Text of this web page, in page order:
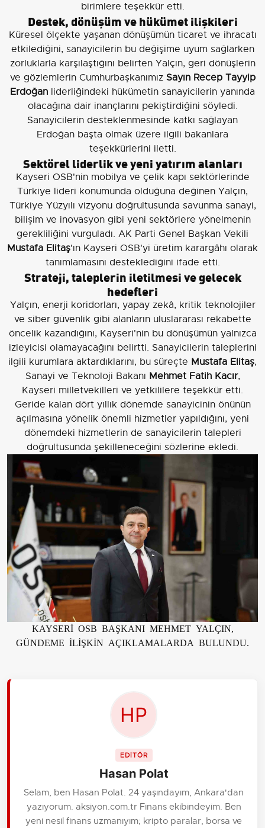
birimlere teşekkür etti.
Destek, dönüşüm ve hükümet ilişkileri
Küresel ölçekte yaşanan dönüşümün ticaret ve ihracatı
etkilediğini, sanayicilerin bu değişime uyum sağlarken
zorluklarla karşılaştığını belirten Yalçın, geri dönüşlerin
ve gözlemlerin Cumhurbaşkanımız Sayın Recep Tayyip
Erdoğan liderliğindeki hükümetin sanayicilerin yanında
olacağına dair inançlarını pekiştirdiğini söyledi.
Sanayicilerin desteklenmesinde katkı sağlayan
Erdoğan başta olmak üzere ilgili bakanlara
teşekkürlerini iletti.
Sektörel liderlik ve yeni yatırım alanları
Kayseri OSB'nin mobilya ve çelik kapı sektörlerinde
Türkiye lideri konumunda olduğuna değinen Yalçın,
Türkiye Yüzyılı vizyonu doğrultusunda savunma sanayi,
bilişim ve inovasyon gibi yeni sektörlere yönelmenin
gerekliliğini vurguladı. AK Parti Genel Başkan Vekili
Mustafa Elitaş'ın Kayseri OSB'yi üretim karargâhı olarak
tanımlamasını desteklediğini ifade etti.
Strateji, taleplerin iletilmesi ve gelecek
hedefleri
Yalçın, enerji koridorları, yapay zekâ, kritik teknolojiler
ve siber güvenlik gibi alanların uluslararası rekabette
öncelik kazandığını, Kayseri'nin bu dönüşümün yalnızca
izleyicisi olamayacağını belirtti. Sanayicilerin taleplerini
ilgili kurumlara aktardıklarını, bu süreçte Mustafa Elitaş,
Sanayi ve Teknoloji Bakanı Mehmet Fatih Kacır,
Kayseri milletvekilleri ve yetkililere teşekkür etti.
Geride kalan dört yıllık dönemde sanayicinin önünün
açılmasına yönelik önemli hizmetler yapıldığını, yeni
dönemdeki hizmetlerin de sanayicilerin talepleri
doğrultusunda şekilleneceğini sözlerine ekledi.
KAYSERİ OSB BAŞKANI MEHMET YALÇIN,
GÜNDEME İLİŞKİN AÇIKLAMALARDA BULUNDU.
EDİTÖR
Hasan Polat
Selam, ben Hasan Polat. 24 yaşındayım, Ankara'dan
yazıyorum. aksiyon.com.tr Finans ekibindeyim. Ben
yeni nesil finans uzmanıyım; kripto paralar, borsa ve